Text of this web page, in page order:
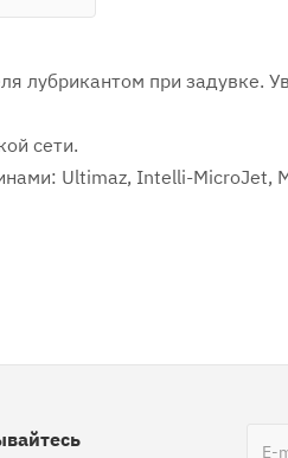
лубрикантом при задувке.
сети.
Ultimaz, Intelli-MicroJet,